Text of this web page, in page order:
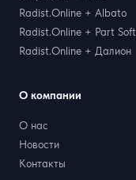
Radist.Online + Albato
Radist.Online + Part Soft
Radist.Online + Далион
О компании
О нас
Новости
Контакты